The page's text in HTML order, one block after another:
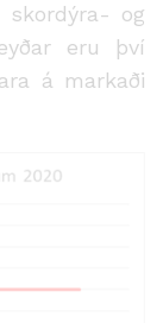
skordýra- og
eru því
á markaði